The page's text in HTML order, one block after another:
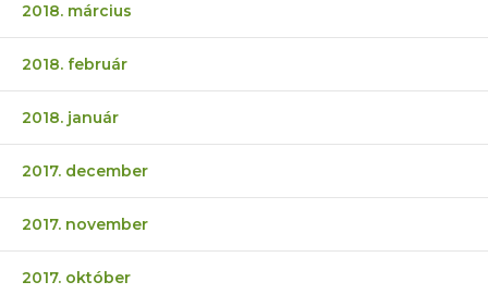
2018. március
2018. február
2018. január
2017. december
2017. november
2017. október